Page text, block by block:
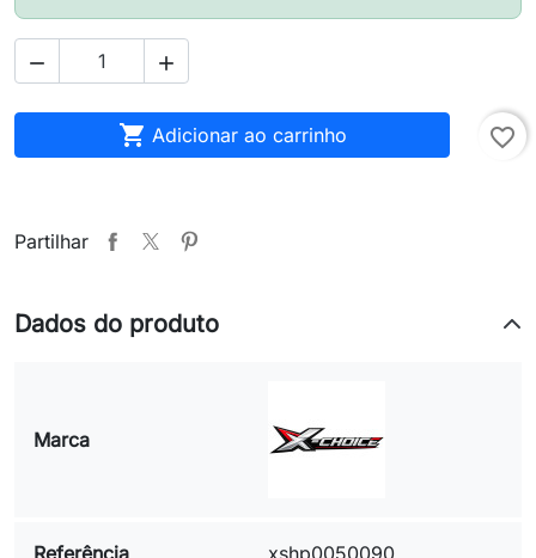
 
 Adicionar ao carrinho favorite_border
Partilhar
Dados do produto
Marca
Referência xshp0050090